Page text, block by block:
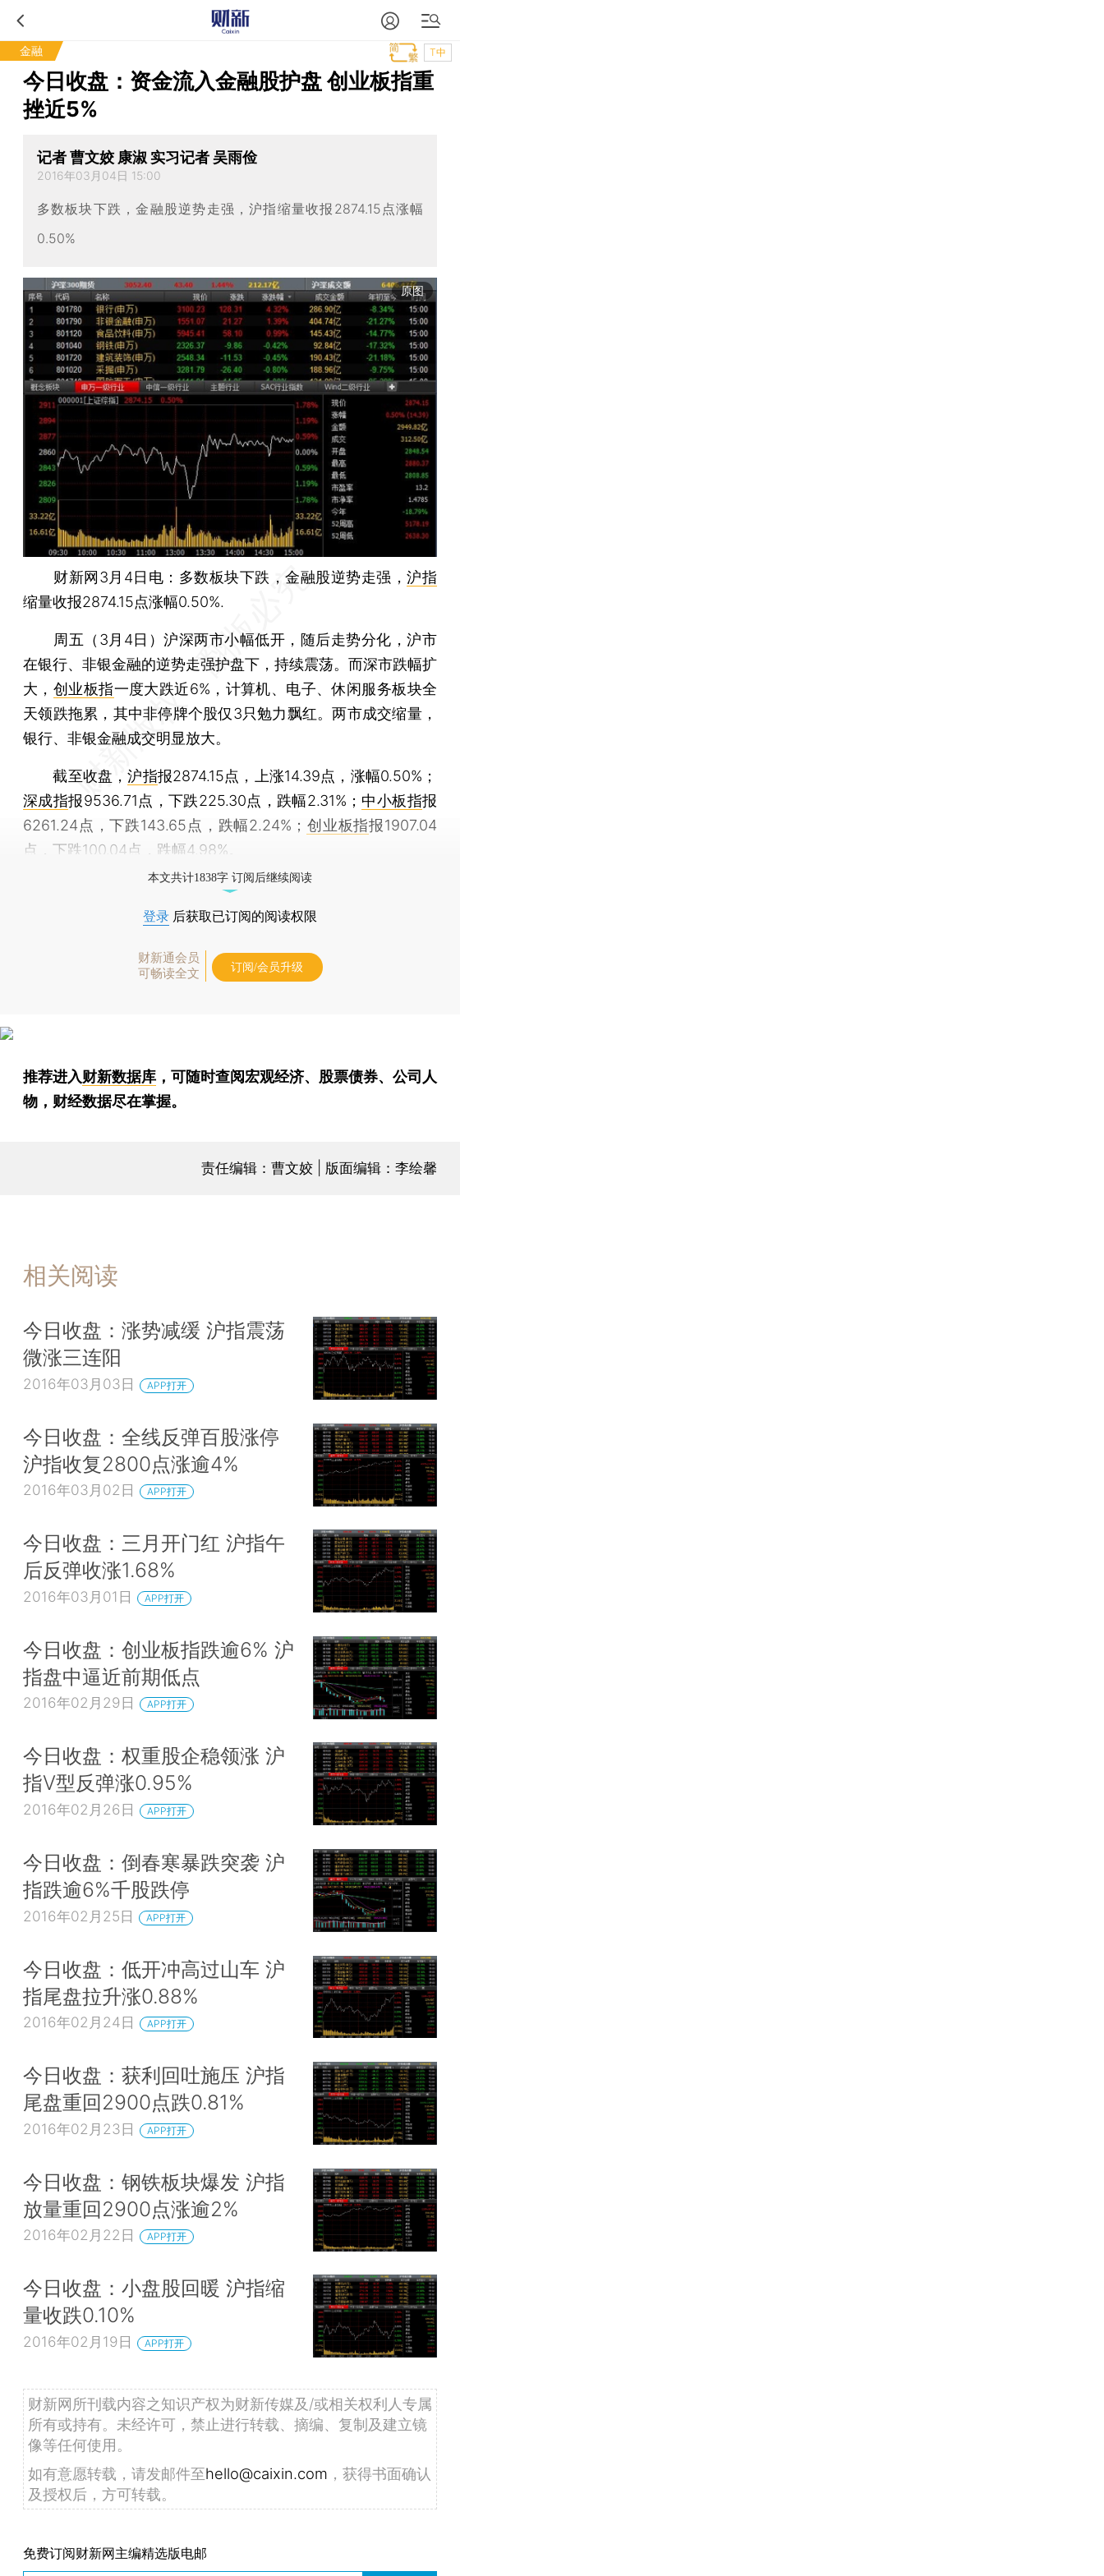
金融 T中
今日收盘：资金流入金融股护盘 创业板指重
挫近5%
记者 曹文姣 康淑 实习记者 吴雨俭
2016年03月04日 15:00
多数板块下跌，金融股逆势走强，沪指缩量收报2874.15点涨幅
0.50%
原图
财新网3月4日电：多数板块下跌，金融股逆势走强，沪指
缩量收报2874.15点涨幅0.50%.
周五（3月4日）沪深两市小幅低开，随后走势分化，沪市
在银行、非银金融的逆势走强护盘下，持续震荡。而深市跌幅扩
大， 创业板指一度大跌近6%，计算机、电子、休闲服务板块全
天领跌拖累，其中非停牌个股仅3只勉力飘红。两市成交缩量，
银行、非银金融成交明显放大。
截至收盘，沪指报2874.15点，上涨14.39点，涨幅0.50%；
深成指报9536.71点，下跌225.30点，跌幅2.31%； 中小板指报
6261.24点，下跌143.65点，跌幅2.24%； 创业板指报1907.04
点，下跌100.04点，跌幅4.98%。
本文共计1838字 订阅后继续阅读
登录 后获取已订阅的阅读权限
财新通会员
可畅读全文
订阅/会员升级
推荐进入财新数据库 ，可随时查阅宏观经济、股票债券、公司人
物，财经数据尽在掌握。
责任编辑：曹文姣 | 版面编辑：李绘馨
相关阅读
今日收盘：涨势减缓 沪指震荡
微涨三连阳
2016年03月03日 APP打开
今日收盘：全线反弹百股涨停
沪指收复2800点涨逾4%
2016年03月02日 APP打开
今日收盘：三月开门红 沪指午
后反弹收涨1.68%
2016年03月01日 APP打开
今日收盘：创业板指跌逾6% 沪
指盘中逼近前期低点
2016年02月29日 APP打开
今日收盘：权重股企稳领涨 沪
指V型反弹涨0.95%
2016年02月26日 APP打开
今日收盘：倒春寒暴跌突袭 沪
指跌逾6%千股跌停
2016年02月25日 APP打开
今日收盘：低开冲高过山车 沪
指尾盘拉升涨0.88%
2016年02月24日 APP打开
今日收盘：获利回吐施压 沪指
尾盘重回2900点跌0.81%
2016年02月23日 APP打开
今日收盘：钢铁板块爆发 沪指
放量重回2900点涨逾2%
2016年02月22日 APP打开
今日收盘：小盘股回暖 沪指缩
量收跌0.10%
2016年02月19日 APP打开
财新网所刊载内容之知识产权为财新传媒及/或相关权利人专属
所有或持有。未经许可，禁止进行转载、摘编、复制及建立镜
像等任何使用。
如有意愿转载，请发邮件至hello@caixin.com ，获得书面确认
及授权后，方可转载。
免费订阅财新网主编精选版电邮